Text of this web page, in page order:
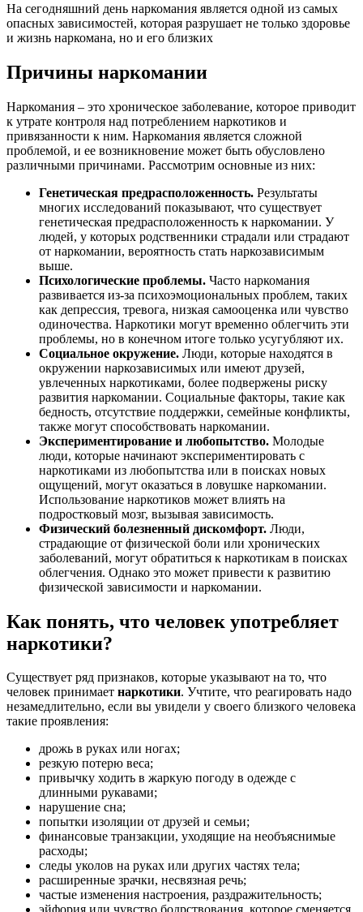
На сегодняшний день наркомания является одной из самых
опасных зависимостей, которая разрушает не только здоровье
и жизнь наркомана, но и его близких
Причины наркомании
Наркомания – это хроническое заболевание, которое приводит
к утрате контроля над потреблением наркотиков и
привязанности к ним. Наркомания является сложной
проблемой, и ее возникновение может быть обусловлено
различными причинами. Рассмотрим основные из них:
Генетическая предрасположенность. Результаты
многих исследований показывают, что существует
генетическая предрасположенность к наркомании. У
людей, у которых родственники страдали или страдают
от наркомании, вероятность стать наркозависимым
выше.
Психологические проблемы. Часто наркомания
развивается из-за психоэмоциональных проблем, таких
как депрессия, тревога, низкая самооценка или чувство
одиночества. Наркотики могут временно облегчить эти
проблемы, но в конечном итоге только усугубляют их.
Социальное окружение. Люди, которые находятся в
окружении наркозависимых или имеют друзей,
увлеченных наркотиками, более подвержены риску
развития наркомании. Социальные факторы, такие как
бедность, отсутствие поддержки, семейные конфликты,
также могут способствовать наркомании.
Экспериментирование и любопытство. Молодые
люди, которые начинают экспериментировать с
наркотиками из любопытства или в поисках новых
ощущений, могут оказаться в ловушке наркомании.
Использование наркотиков может влиять на
подростковый мозг, вызывая зависимость.
Физический болезненный дискомфорт. Люди,
страдающие от физической боли или хронических
заболеваний, могут обратиться к наркотикам в поисках
облегчения. Однако это может привести к развитию
физической зависимости и наркомании.
Как понять, что человек употребляет
наркотики?
Существует ряд признаков, которые указывают на то, что
человек принимает наркотики. Учтите, что реагировать надо
незамедлительно, если вы увидели у своего близкого человека
такие проявления:
дрожь в руках или ногах;
резкую потерю веса;
привычку ходить в жаркую погоду в одежде с
длинными рукавами;
нарушение сна;
попытки изоляции от друзей и семьи;
финансовые транзакции, уходящие на необъяснимые
расходы;
следы уколов на руках или других частях тела;
расширенные зрачки, несвязная речь;
частые изменения настроения, раздражительность;